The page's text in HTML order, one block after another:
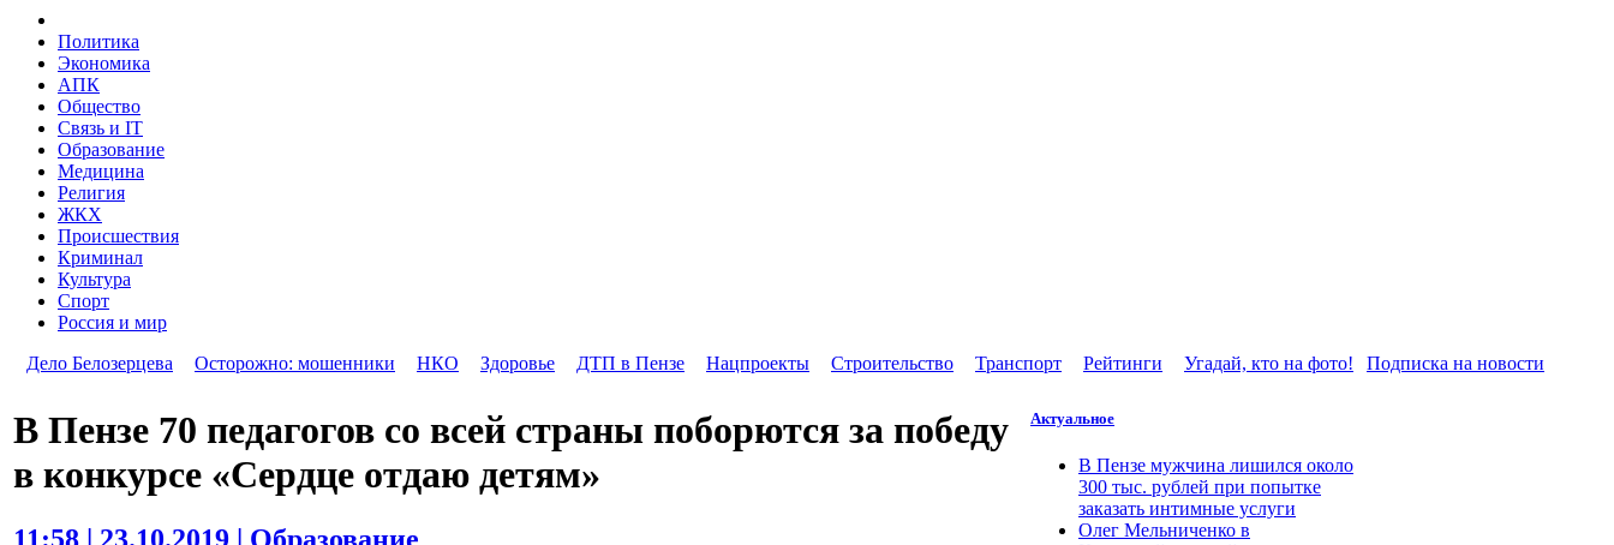
Политика
Экономика
АПК
Общество
Связь и IT
Образование
Медицина
Религия
ЖКХ
Происшествия
Криминал
Культура
Спорт
Россия и мир
Дело Белозерцева
Осторожно: мошенники НКО Здоровье ДТП в Пензе Нацпроекты Строительство Транспорт Рейтинги Угадай, кто на фото! Подписка на новости
В Пензе 70 педагогов со всей страны поборются за победу
в конкурсе «Сердце отдаю детям»
11:58 | 23.10.2019 | Образование
Актуальное
В Пензе мужчина лишился около
300 тыс. рублей при попытке
заказать интимные услуги
Олег Мельниченко в